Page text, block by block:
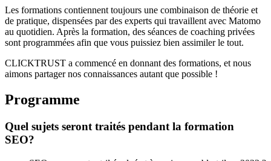
Les formations contiennent toujours une combinaison de théorie et
de pratique, dispensées par des experts qui travaillent avec Matomo
au quotidien. Après la formation, des séances de coaching privées
sont programmées afin que vous puissiez bien assimiler le tout.
CLICKTRUST a commencé en donnant des formations, et nous
aimons partager nos connaissances autant que possible !
Programme
Quel sujets seront traités pendant la formation
SEO?